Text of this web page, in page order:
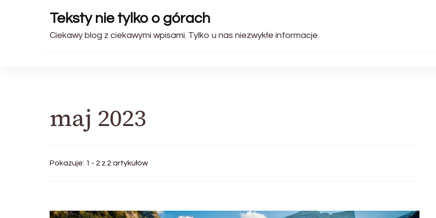
Teksty nie tylko o górach
Ciekawy blog z ciekawymi wpisami. Tylko u nas niezwykłe informacje.
maj 2023
Pokazuje: 1 - 2 z 2 artykułów